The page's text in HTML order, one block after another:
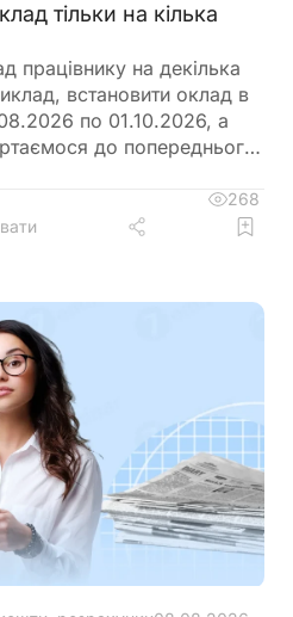
тільки на кілька
працівнику на декілька
встановити оклад в
по 01.10.2026, а
до попереднього
268